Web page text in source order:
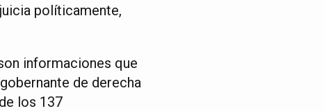
políticamente,
informaciones que
de derecha
los 137